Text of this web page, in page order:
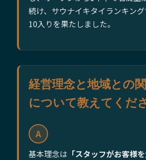
続け、サウナイキタイランキン
10入りを果たしました。
経営理念と地域との
について教えてくだ
A
基本理念は 「スタッフがお客様